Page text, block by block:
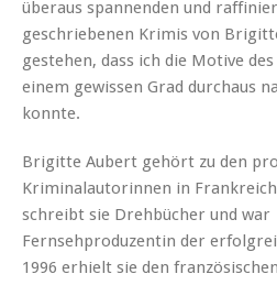
überaus spannenden und
geschriebenen Krimis von
gestehen, dass ich die Motive
einem gewissen Grad durchaus
konnte.
Brigitte Aubert gehört zu den
Kriminalautorinnen in
schreibt sie Drehbücher und war
Fernsehproduzentin der
1996 erhielt sie den